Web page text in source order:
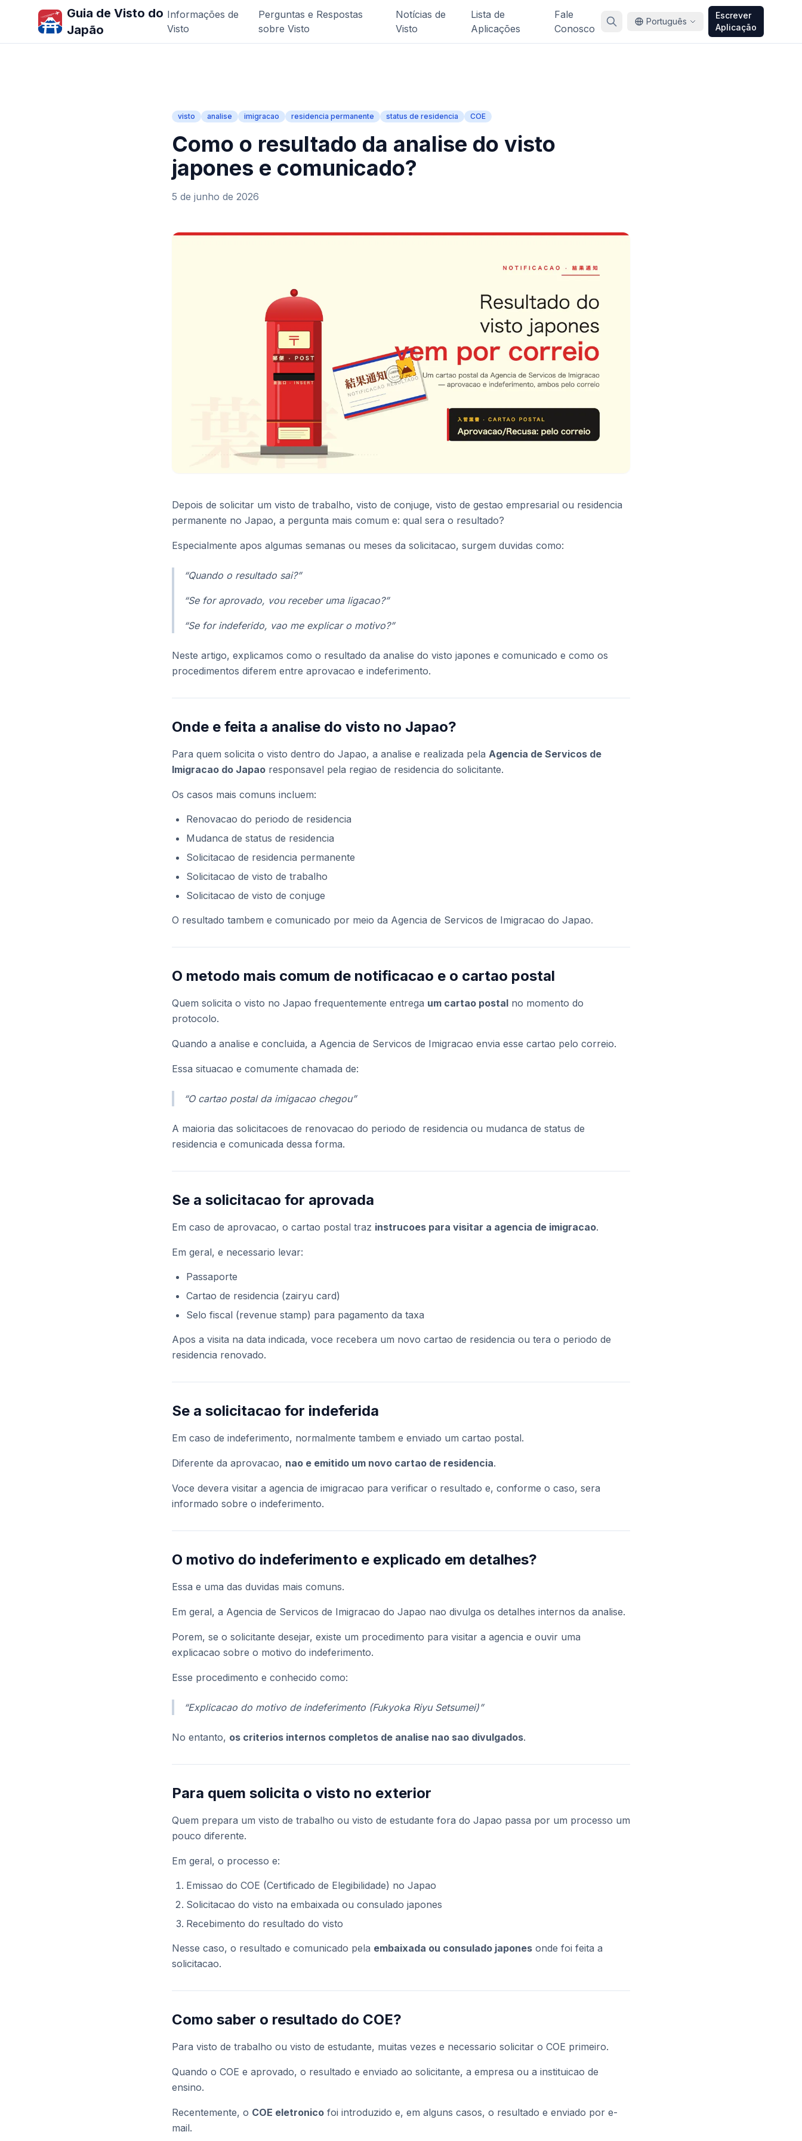
Guia de Visto do
Japão
Informações de
Visto
Perguntas e Respostas
sobre Visto
Notícias de
Visto
Lista de
Aplicações
Fale
Conosco
Português
Escrever
Aplicação
visto analise imigracao residencia permanente status de residencia COE
Como o resultado da analise do visto
japones e comunicado?
5 de junho de 2026
Depois de solicitar um visto de trabalho, visto de conjuge, visto de gestao empresarial ou residencia
permanente no Japao, a pergunta mais comum e: qual sera o resultado?
Especialmente apos algumas semanas ou meses da solicitacao, surgem duvidas como:
“Quando o resultado sai?”
“Se for aprovado, vou receber uma ligacao?”
“Se for indeferido, vao me explicar o motivo?”
Neste artigo, explicamos como o resultado da analise do visto japones e comunicado e como os
procedimentos diferem entre aprovacao e indeferimento.
Onde e feita a analise do visto no Japao?
Para quem solicita o visto dentro do Japao, a analise e realizada pela Agencia de Servicos de
Imigracao do Japao responsavel pela regiao de residencia do solicitante.
Os casos mais comuns incluem:
Renovacao do periodo de residencia
Mudanca de status de residencia
Solicitacao de residencia permanente
Solicitacao de visto de trabalho
Solicitacao de visto de conjuge
O resultado tambem e comunicado por meio da Agencia de Servicos de Imigracao do Japao.
O metodo mais comum de notificacao e o cartao postal
Quem solicita o visto no Japao frequentemente entrega um cartao postal no momento do
protocolo.
Quando a analise e concluida, a Agencia de Servicos de Imigracao envia esse cartao pelo correio.
Essa situacao e comumente chamada de:
“O cartao postal da imigacao chegou”
A maioria das solicitacoes de renovacao do periodo de residencia ou mudanca de status de
residencia e comunicada dessa forma.
Se a solicitacao for aprovada
Em caso de aprovacao, o cartao postal traz instrucoes para visitar a agencia de imigracao.
Em geral, e necessario levar:
Passaporte
Cartao de residencia (zairyu card)
Selo fiscal (revenue stamp) para pagamento da taxa
Apos a visita na data indicada, voce recebera um novo cartao de residencia ou tera o periodo de
residencia renovado.
Se a solicitacao for indeferida
Em caso de indeferimento, normalmente tambem e enviado um cartao postal.
Diferente da aprovacao, nao e emitido um novo cartao de residencia.
Voce devera visitar a agencia de imigracao para verificar o resultado e, conforme o caso, sera
informado sobre o indeferimento.
O motivo do indeferimento e explicado em detalhes?
Essa e uma das duvidas mais comuns.
Em geral, a Agencia de Servicos de Imigracao do Japao nao divulga os detalhes internos da analise.
Porem, se o solicitante desejar, existe um procedimento para visitar a agencia e ouvir uma
explicacao sobre o motivo do indeferimento.
Esse procedimento e conhecido como:
“Explicacao do motivo de indeferimento (Fukyoka Riyu Setsumei)”
No entanto, os criterios internos completos de analise nao sao divulgados.
Para quem solicita o visto no exterior
Quem prepara um visto de trabalho ou visto de estudante fora do Japao passa por um processo um
pouco diferente.
Em geral, o processo e:
Emissao do COE (Certificado de Elegibilidade) no Japao
Solicitacao do visto na embaixada ou consulado japones
Recebimento do resultado do visto
Nesse caso, o resultado e comunicado pela embaixada ou consulado japones onde foi feita a
solicitacao.
Como saber o resultado do COE?
Para visto de trabalho ou visto de estudante, muitas vezes e necessario solicitar o COE primeiro.
Quando o COE e aprovado, o resultado e enviado ao solicitante, a empresa ou a instituicao de
ensino.
Recentemente, o COE eletronico foi introduzido e, em alguns casos, o resultado e enviado por e-
mail.